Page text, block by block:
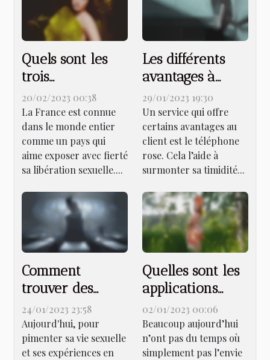
Quels sont les
trois
sexcammers les
plus populaires
de France ?
20/02/2023 00:38
La France est connue
dans le monde entier
comme un pays qui
aime exposer avec fierté
sa libération sexuelle....
Les différents
avantages à
appeler une
hôtesse de
téléphone rose
29/01/2023 19:30
Un service qui offre
certains avantages au
client est le téléphone
rose. Cela l’aide à
surmonter sa timidité...
Comment
trouver des
couples
échangistes ?
24/01/2023 23:58
Aujourd'hui, pour
pimenter sa vie sexuelle
et ses expériences en
Quelles sont les
applications
pour trouver un
plan cul
rapidement ?
02/01/2023 00:06
Beaucoup aujourd’hui
n’ont pas du temps où
simplement pas l’envie